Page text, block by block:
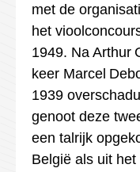
met de
het
1949. Na Arthur
keer Marcel
1939
genoot deze
een talrijk
België als uit